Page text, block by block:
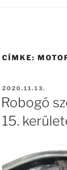
CÍMKE:
BEKÜLDVE:
2020.11.13.
Robogó
15.